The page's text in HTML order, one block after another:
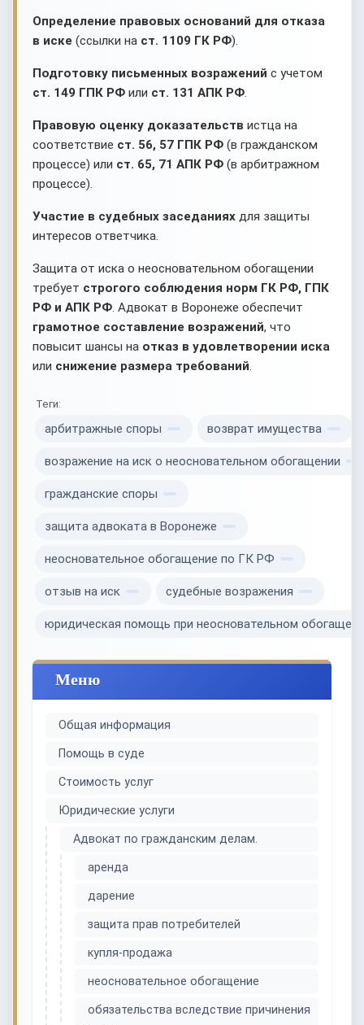
Определение правовых оснований для отказа
в иске (ссылки на ст. 1109 ГК РФ).
Подготовку письменных возражений с учетом
ст. 149 ГПК РФ или ст. 131 АПК РФ.
Правовую оценку доказательств истца на
соответствие ст. 56, 57 ГПК РФ (в гражданском
процессе) или ст. 65, 71 АПК РФ (в арбитражном
процессе).
Участие в судебных заседаниях для защиты
интересов ответчика.
Защита от иска о неосновательном обогащении
требует строгого соблюдения норм ГК РФ, ГПК
РФ и АПК РФ. Адвокат в Воронеже обеспечит
грамотное составление возражений, что
повысит шансы на отказ в удовлетворении иска
или снижение размера требований.
Теги:
арбитражные споры возврат имущества
возражение на иск о неосновательном обогащении
гражданские споры
защита адвоката в Воронеже
неосновательное обогащение по ГК РФ
отзыв на иск судебные возражения
юридическая помощь при неосновательном
Меню
Общая информация
Помощь в суде
Стоимость услуг
Юридические услуги
Адвокат по гражданским делам.
аренда
дарение
защита прав потребителей
купля-продажа
неосновательное обогащение
обязательства вследствие причинения